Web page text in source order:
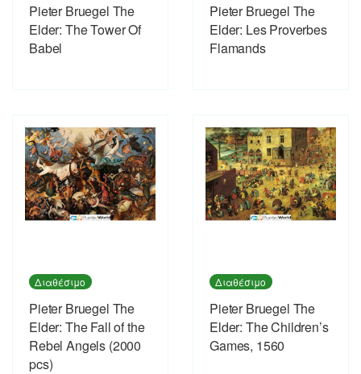
Pieter Bruegel The
Elder: The Tower Of
Babel
Pieter Bruegel The
Elder: Les Proverbes
Flamands
Διαθέσιμο
Pieter Bruegel The
Elder: The Fall of the
Rebel Angels (2000
pcs)
Διαθέσιμο
Pieter Bruegel The
Elder: The Children’s
Games, 1560